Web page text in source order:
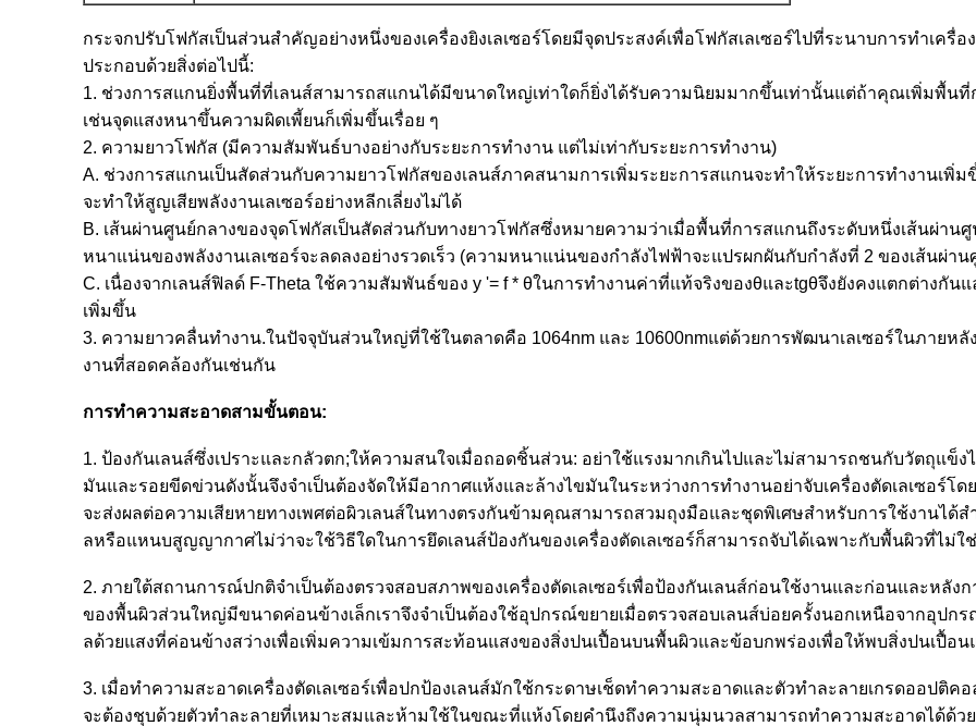
กระจกปรับโฟกัสเป็นส่วนสำคัญอย่างหนึ่งของเครื่องยิงเลเซอร์โดยมีจุดประสงค์เพื่อโฟกัสเลเซอร์ไปที่ระนาบการทำเ
ประกอบด้วยสิ่งต่อไปนี้:
1. ช่วงการสแกนยิ่งพื้นที่ที่เลนส์สามารถสแกนได้มีขนาดใหญ่เท่าใดก็ยิ่งได้รับความนิยมมากขึ้นเท่านั้นแต่ถ้าคุณเพิ่มพื้น
เช่นจุดแสงหนาขึ้นความผิดเพี้ยนก็เพิ่มขึ้นเรื่อย ๆ
2. ความยาวโฟกัส (มีความสัมพันธ์บางอย่างกับระยะการทำงาน แต่ไม่เท่ากับระยะการทำงาน)
A. ช่วงการสแกนเป็นสัดส่วนกับความยาวโฟกัสของเลนส์ภาคสนามการเพิ่มระยะการสแกนจะทำให้ระยะการทำงานเพิ่
จะทำให้สูญเสียพลังงานเลเซอร์อย่างหลีกเลี่ยงไม่ได้
B. เส้นผ่านศูนย์กลางของจุดโฟกัสเป็นสัดส่วนกับทางยาวโฟกัสซึ่งหมายความว่าเมื่อพื้นที่การสแกนถึงระดับหนึ่งเส้นผ่า
หนาแน่นของพลังงานเลเซอร์จะลดลงอย่างรวดเร็ว (ความหนาแน่นของกำลังไฟฟ้าจะแปรผกผันกับกำลังที่ 2 ของเส้นผ่า
C. เนื่องจากเลนส์ฟิลด์ F-Theta ใช้ความสัมพันธ์ของ y '= f * θในการทำงานค่าที่แท้จริงของθและtgθจึงยังคงแตกต่างกัน
เพิ่มขึ้น
3. ความยาวคลื่นทำงาน.ในปัจจุบันส่วนใหญ่ที่ใช้ในตลาดคือ 1064nm และ 10600nmแต่ด้วยการพัฒนาเลเซอร์ในภายหลั
งานที่สอดคล้องกันเช่นกัน
การทำความสะอาดสามขั้นตอน:
1. ป้องกันเลนส์ซึ่งเปราะและกลัวตก;ให้ความสนใจเมื่อถอดชิ้นส่วน: อย่าใช้แรงมากเกินไปและไม่สามารถชนกับวัตถุแ
มันและรอยขีดข่วนดังนั้นจึงจำเป็นต้องจัดให้มีอากาศแห้งและล้างไขมันในระหว่างการทำงานอย่าจับเครื่องตัดเลเซอร์โ
จะส่งผลต่อความเสียหายทางเพศต่อผิวเลนส์ในทางตรงกันข้ามคุณสามารถสวมถุงมือและชุดพิเศษสำหรับการใช้งานได้
ลหรือแหนบสูญญากาศไม่ว่าจะใช้วิธีใดในการยึดเลนส์ป้องกันของเครื่องตัดเลเซอร์ก็สามารถจับได้เฉพาะกับพื้นผิวที่ไม่ใ
2. ภายใต้สถานการณ์ปกติจำเป็นต้องตรวจสอบสภาพของเครื่องตัดเลเซอร์เพื่อป้องกันเลนส์ก่อนใช้งานและก่อนและหลัง
ของพื้นผิวส่วนใหญ่มีขนาดค่อนข้างเล็กเราจึงจำเป็นต้องใช้อุปกรณ์ขยายเมื่อตรวจสอบเลนส์บ่อยครั้งนอกเหนือจากอุปก
ลด้วยแสงที่ค่อนข้างสว่างเพื่อเพิ่มความเข้มการสะท้อนแสงของสิ่งปนเปื้อนบนพื้นผิวและข้อบกพร่องเพื่อให้พบสิ่งปนเปื้อน
3. เมื่อทำความสะอาดเครื่องตัดเลเซอร์เพื่อปกป้องเลนส์มักใช้กระดาษเช็ดทำความสะอาดและตัวทำละลายเกรดออปติ
จะต้องชุบด้วยตัวทำละลายที่เหมาะสมและห้ามใช้ในขณะที่แห้งโดยคำนึงถึงความนุ่มนวลสามารถทำความสะอาดได้ด้